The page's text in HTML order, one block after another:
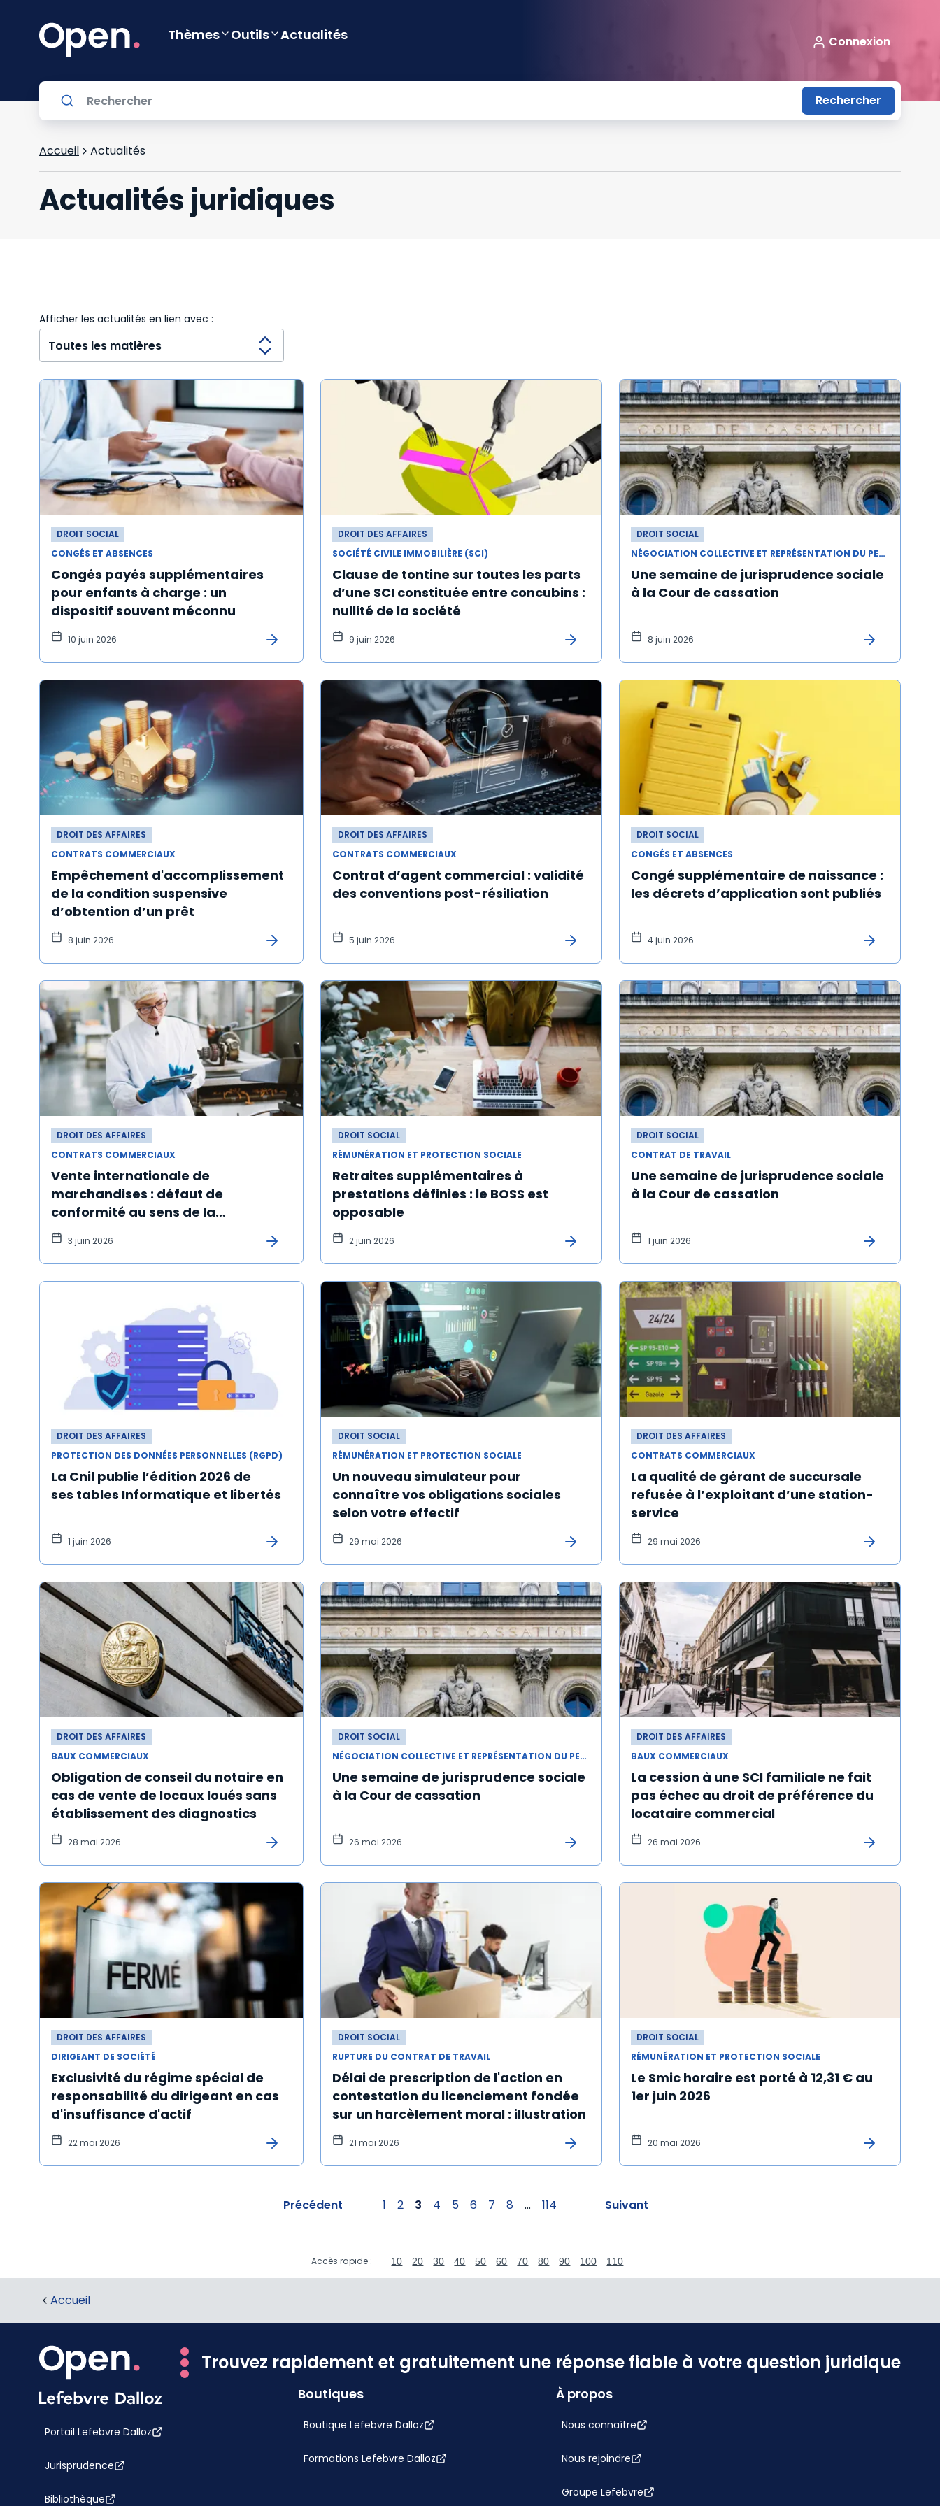
Thèmes Outils Actualités Connexion
Rechercher
Accueil Actualités
Actualités juridiques
Afficher les actualités en lien avec :
DROIT SOCIAL
CONGÉS ET ABSENCES
Congés payés supplémentaires
pour enfants à charge : un
dispositif souvent méconnu
10 juin 2026
DROIT DES AFFAIRES
SOCIÉTÉ CIVILE IMMOBILIÈRE (SCI)
Clause de tontine sur toutes les parts
d’une SCI constituée entre concubins :
nullité de la société
9 juin 2026
DROIT SOCIAL
NÉGOCIATION COLLECTIVE ET REPRÉSENTATION DU PERSONNEL
Une semaine de jurisprudence sociale
à la Cour de cassation
8 juin 2026
DROIT DES AFFAIRES
CONTRATS COMMERCIAUX
Empêchement d'accomplissement
de la condition suspensive
d’obtention d’un prêt
8 juin 2026
DROIT DES AFFAIRES
CONTRATS COMMERCIAUX
Contrat d’agent commercial : validité
des conventions post-résiliation
5 juin 2026
DROIT SOCIAL
CONGÉS ET ABSENCES
Congé supplémentaire de naissance :
les décrets d’application sont publiés
4 juin 2026
DROIT DES AFFAIRES
CONTRATS COMMERCIAUX
Vente internationale de
marchandises : défaut de
conformité au sens de la
convention de Vienne
3 juin 2026
DROIT SOCIAL
RÉMUNÉRATION ET PROTECTION SOCIALE
Retraites supplémentaires à
prestations définies : le BOSS est
opposable
2 juin 2026
DROIT SOCIAL
CONTRAT DE TRAVAIL
Une semaine de jurisprudence sociale
à la Cour de cassation
1 juin 2026
DROIT DES AFFAIRES
PROTECTION DES DONNÉES PERSONNELLES (RGPD)
La Cnil publie l’édition 2026 de
ses tables Informatique et libertés
1 juin 2026
DROIT SOCIAL
RÉMUNÉRATION ET PROTECTION SOCIALE
Un nouveau simulateur pour
connaître vos obligations sociales
selon votre effectif
29 mai 2026
DROIT DES AFFAIRES
CONTRATS COMMERCIAUX
La qualité de gérant de succursale
refusée à l’exploitant d’une station-
service
29 mai 2026
DROIT DES AFFAIRES
BAUX COMMERCIAUX
Obligation de conseil du notaire en
cas de vente de locaux loués sans
établissement des diagnostics
28 mai 2026
DROIT SOCIAL
NÉGOCIATION COLLECTIVE ET REPRÉSENTATION DU PERSONNEL
Une semaine de jurisprudence sociale
à la Cour de cassation
26 mai 2026
DROIT DES AFFAIRES
BAUX COMMERCIAUX
La cession à une SCI familiale ne fait
pas échec au droit de préférence du
locataire commercial
26 mai 2026
DROIT DES AFFAIRES
DIRIGEANT DE SOCIÉTÉ
Exclusivité du régime spécial de
responsabilité du dirigeant en cas
d'insuffisance d'actif
22 mai 2026
DROIT SOCIAL
RUPTURE DU CONTRAT DE TRAVAIL
Délai de prescription de l'action en
contestation du licenciement fondée
sur un harcèlement moral : illustration
21 mai 2026
DROIT SOCIAL
RÉMUNÉRATION ET PROTECTION SOCIALE
Le Smic horaire est porté à 12,31 € au
1er juin 2026
20 mai 2026
Précédent 1 2 3 4 5 6 7 8 ... 114 Suivant
Accès rapide : 10 20 30 40 50 60 70 80 90 100 110
Accueil
Trouvez rapidement et gratuitement une réponse fiable à votre question juridique
Portail Lefebvre Dalloz
Jurisprudence
Bibliothèque
Boutiques
Boutique Lefebvre Dalloz
Formations Lefebvre Dalloz
À propos
Nous connaître
Nous rejoindre
Groupe Lefebvre